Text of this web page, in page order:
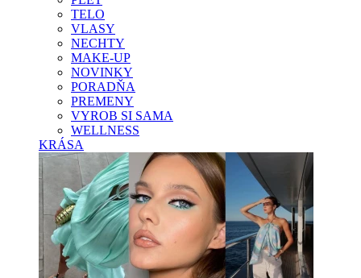
TELO
VLASY
NECHTY
MAKE-UP
NOVINKY
PORADŇA
PREMENY
VYROB SI SAMA
WELLNESS
KRÁSA